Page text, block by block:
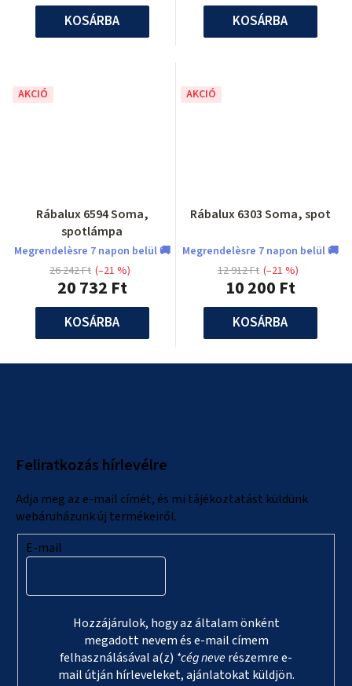
KOSÁRBA KOSÁRBA
AKCIÓ
Rábalux 6594 Soma,
spotlámpa
Megrendelèsre 7 napon belül 🚚
20 732 Ft
26 242 Ft (–21 %)
KOSÁRBA
AKCIÓ
Rábalux 6303 Soma, spot
Megrendelèsre 7 napon belül 🚚
10 200 Ft
12 912 Ft (–21 %)
KOSÁRBA
Feliratkozás hírlevélre
Adja meg az e-mail címét, és mi tájékoztatást küldünk
webáruházunk új termékeiről.
E-mail
Hozzájárulok, hogy az általam önként
megadott nevem és e-mail címem
felhasználásával a(z) *cég neverészemre e-
mail útján hírleveleket, ajánlatokat küldjön.